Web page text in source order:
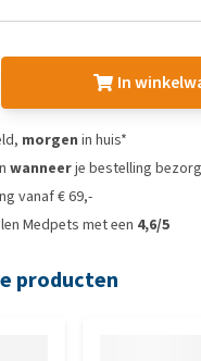
In
morgen in huis*
wanneerje bestelling
vanaf € 69,-
Medpets met een 4,6/5
producten